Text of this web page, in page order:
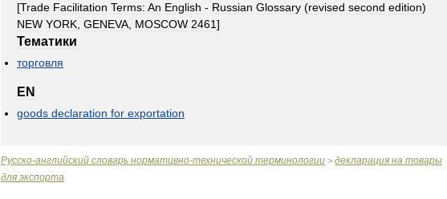
[Trade Facilitation Terms: An English - Russian Glossary (revised second edition)
NEW YORK GENEVA MOSCOW 2461]
Тематики
торговля
EN
goods declaration for exportation
Русско-английский словарь нормативно-технической терминологии > декларация на товары
для экспорта